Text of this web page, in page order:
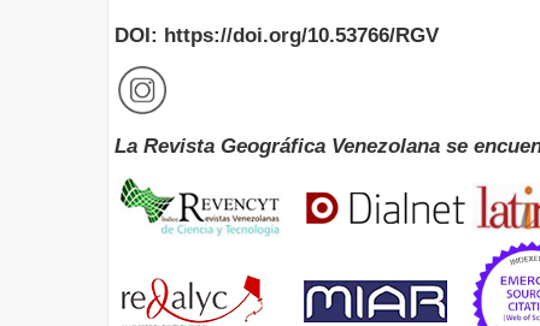
DOI: https://doi.org/10.53766/RGV
La Revista Geográfica Venezolana se